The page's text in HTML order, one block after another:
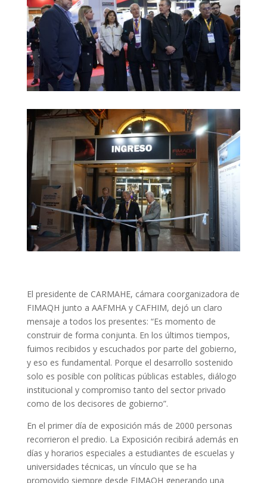
El presidente de CARMAHE, cámara coorganizadora de
FIMAQH junto a AAFMHA y CAFHIM, dejó un claro
mensaje a todos los presentes: “Es momento de
construir de forma conjunta. En los últimos tiempos,
fuimos recibidos y escuchados por parte del gobierno,
y eso es fundamental. Porque el desarrollo sostenido
solo es posible con políticas públicas estables, diálogo
institucional y compromiso tanto del sector privado
como de los decisores de gobierno”.
En el primer día de exposición más de 2000 personas
recorrieron el predio. La Exposición recibirá además en
días y horarios especiales a estudiantes de escuelas y
universidades técnicas, un vínculo que se ha
promovido siempre desde FIMAQH generando una